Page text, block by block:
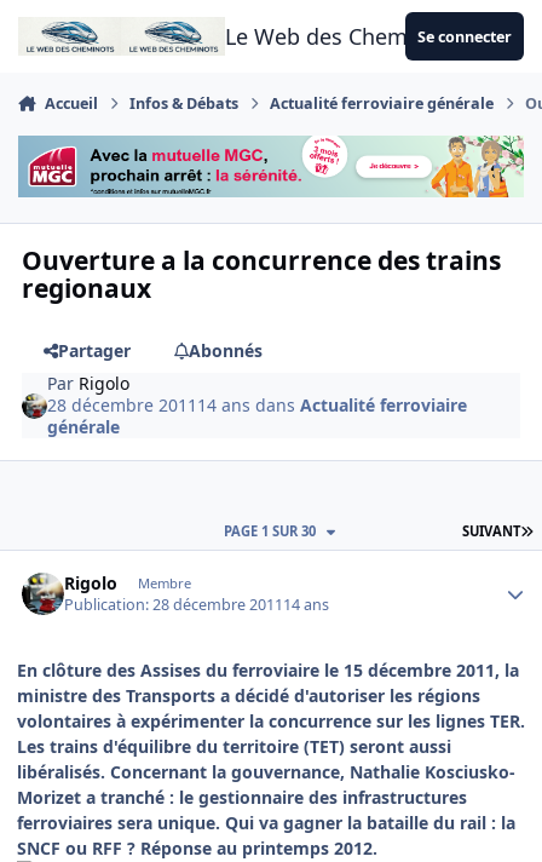
Aller au contenu
Le Web des CheminotsSe connecter
Accueil Infos & Débats Actualité ferroviaire générale
Ouverture a la concurrence des trains
regionaux
Partager
Abonnés
Par Rigolo
28 décembre 2011 14 ans dansActualité ferroviaire
générale
SUIVANT
PAGE 1 SUR 30
Rigolo Membre
Publication:28 décembre 201114 ans
En clôture des Assises du ferroviaire le 15 décembre 2011, la
ministre des Transports a décidé d'autoriser les régions
volontaires à expérimenter la concurrence sur les lignes TER.
Les trains d'équilibre du territoire (TET) seront aussi
libéralisés. Concernant la gouvernance, Nathalie Kosciusko-
Morizet a tranché : le gestionnaire des infrastructures
ferroviaires sera unique. Qui va gagner la bataille du rail : la
SNCF ou RFF ? Réponse au printemps 2012.